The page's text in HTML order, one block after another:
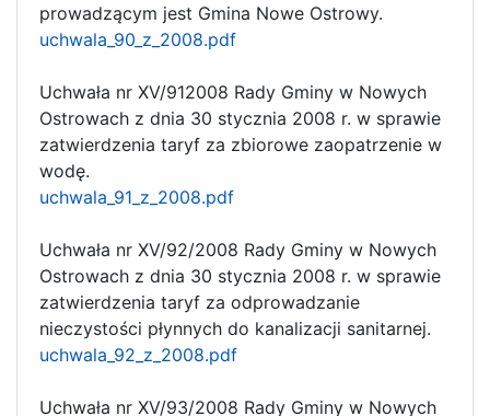
prowadzącym jest Gmina Nowe Ostrowy.
uchwala_90_z_2008.pdf
Uchwała nr XV/912008 Rady Gminy w Nowych
Ostrowach z dnia 30 stycznia 2008 r. w sprawie
zatwierdzenia taryf za zbiorowe zaopatrzenie w
wodę.
uchwala_91_z_2008.pdf
Uchwała nr XV/92/2008 Rady Gminy w Nowych
Ostrowach z dnia 30 stycznia 2008 r. w sprawie
zatwierdzenia taryf za odprowadzanie
nieczystości płynnych do kanalizacji sanitarnej.
uchwala_92_z_2008.pdf
Uchwała nr XV/93/2008 Rady Gminy w Nowych